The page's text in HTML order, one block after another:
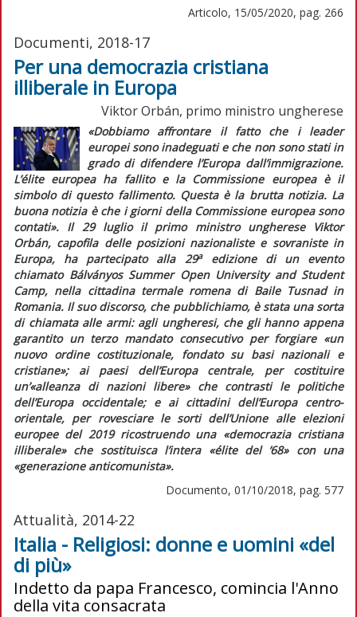
Articolo, 15/05/2020, pag. 266
Documenti, 2018-17
Per una democrazia cristiana
illiberale in Europa
Viktor Orbán, primo ministro ungherese
«Dobbiamo affrontare il fatto che i leader
europei sono inadeguati e che non sono stati in
grado di difendere l’Europa dall’immigrazione.
L’éliteeuropea ha fallito e la Commissione europea è il
simbolo di questo fallimento. Questa è la brutta notizia. La
buona notizia è che i giorni della Commissione europea sono
contati». Il 29 luglio il primo ministro ungherese Viktor
Orbán, capofila delle posizioni nazionaliste e sovraniste in
Europa, ha partecipato alla 29aedizione di un evento
chiamato Bálványos Summer Open University and Student
Camp, nella cittadina termale romena di Baile Tusnad in
Romania. Il suo discorso, che pubblichiamo, è stata una sorta
di chiamata alle armi: agli ungheresi, che gli hanno appena
garantito un terzo mandato consecutivo per forgiare «un
nuovo ordine costituzionale, fondato su basi nazionali e
cristiane»;ai paesi dell’Europa centrale, per costituire
un’«alleanza di nazioni libere»che contrasti le politiche
dell’Europa occidentale; e ai cittadini dell’Europa centro-
orientale, per rovesciare le sorti dell’Unione alle elezioni
europee del 2019 ricostruendo una «democrazia cristiana
illiberale» che sostituisca l’intera «élite del ’68»con una
«generazione anticomunista».
Documento, 01/10/2018, pag. 577
Attualità, 2014-22
Italia - Religiosi: donne e uomini «del
di più»
Indetto da papa Francesco, comincia l'Anno
della vita consacrata